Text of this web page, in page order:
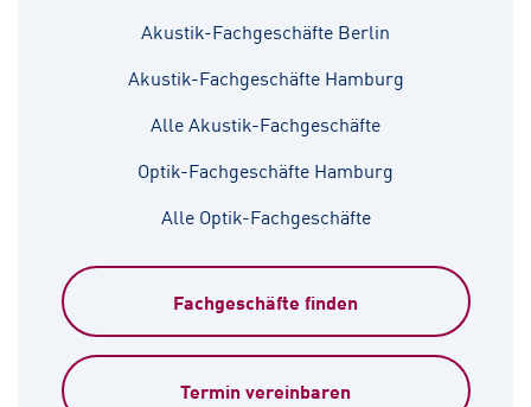
Akustik-Fachgeschäfte Berlin
Akustik-Fachgeschäfte Hamburg
Alle Akustik-Fachgeschäfte
Optik-Fachgeschäfte Hamburg
Alle Optik-Fachgeschäfte
Fachgeschäfte finden
Termin vereinbaren